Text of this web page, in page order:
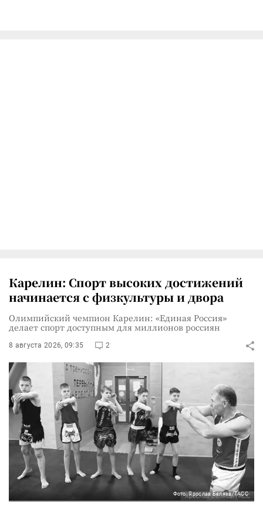
Карелин: Спорт высоких достижений
начинается с физкультуры и двора
Олимпийский чемпион Карелин: «Единая Россия»
делает спорт доступным для миллионов россиян
8 августа 2026, 09:35 2
Фото: Ярослав Беляев/ТАСС